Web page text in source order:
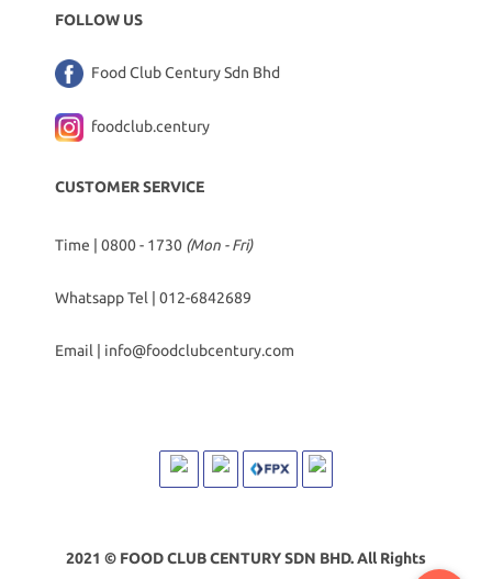
FOLLOW US
Food Club Century Sdn Bhd
foodclub.century
CUSTOMER SERVICE
Time | 0800 - 1730 (Mon - Fri)
Whatsapp Tel | 012-6842689
Email | info@foodclubcentury.com
2021 © FOOD CLUB CENTURY SDN BHD. All Rights